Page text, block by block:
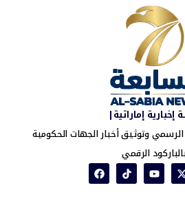
إخبارية إماراتية|
وتوثيق أخبار الجهات الحكومية
الرقمي